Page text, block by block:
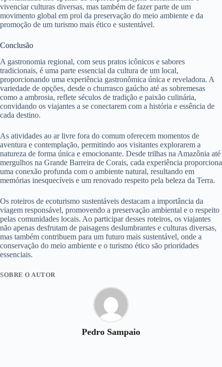
vivenciar culturas diversas, mas também de fazer parte de um
movimento global em prol da preservação do meio ambiente e da
promoção de um turismo mais ético e sustentável.
Conclusão
A gastronomia regional, com seus pratos icônicos e sabores
tradicionais, é uma parte essencial da cultura de um local,
proporcionando uma experiência gastronômica única e reveladora. A
variedade de opções, desde o churrasco gaúcho até as sobremesas
como a ambrosia, reflete séculos de tradição e paixão culinária,
convidando os viajantes a se conectarem com a história e essência de
cada destino.
As atividades ao ar livre fora do comum oferecem momentos de
aventura e contemplação, permitindo aos visitantes explorarem a
natureza de forma única e emocionante. Desde trilhas na Amazônia até
mergulhos na Grande Barreira de Corais, cada experiência proporciona
uma conexão profunda com o ambiente natural, resultando em
memórias inesquecíveis e um renovado respeito pela beleza da Terra.
Os roteiros de ecoturismo sustentáveis destacam a importância da
viagem responsável, promovendo a preservação ambiental e o respeito
pelas comunidades locais. Ao participar desses roteiros, os viajantes
não apenas desfrutam de paisagens deslumbrantes e culturas diversas,
mas também contribuem para um futuro mais sustentável, onde a
conservação do meio ambiente e o turismo ético são prioridades
essenciais.
SOBRE O AUTOR
Pedro Sampaio